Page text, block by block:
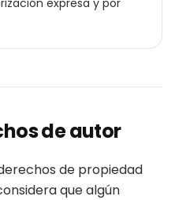
expresa y por
de autor
de propiedad
que algún